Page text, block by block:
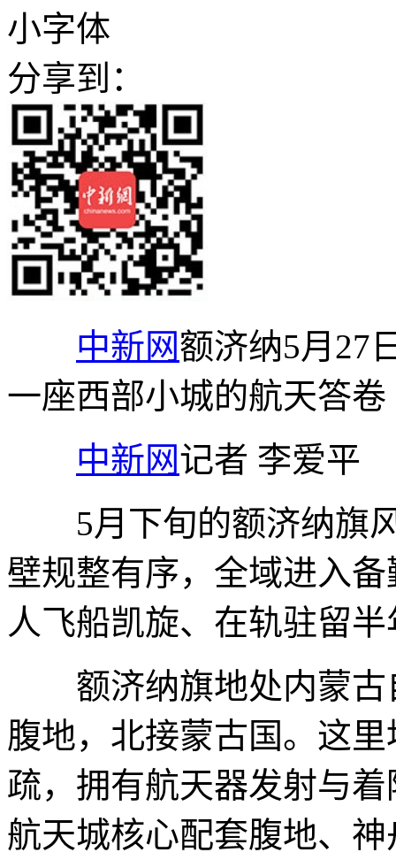
小字体
分享到：
中新网额济纳5月27
一座西部小城的航天答卷
中新网记者 李爱平
5月下旬的额济纳旗风
壁规整有序，全域进入
人飞船凯旋、在轨驻留
额济纳旗地处内蒙古
腹地，北接蒙古国。这
疏，拥有航天器发射与
航天城核心配套腹地、